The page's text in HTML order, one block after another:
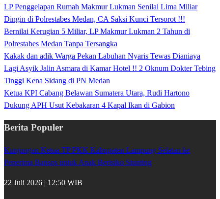
LP Penggelapan Rumah Makmur Lukman Senilai Lima Miliar
Dingin di Polrestabes Medan, CA Saksi Kunci Tersorot !!!
Bernilai Kerugian 5 Miliar, LP Makmur Lukman 2 Tahun di
Polrestabes Medan Tanpa Tersangka
Kakak dan adik Warga Pekan Labuhan Nyaris Tewas Dianiaya
Lagi Asyik Jalin Asmara di Kamar Hotel !! 2 Oknum Dokter Tebing
Tinggi Kena Sidang di PN Medan
Ketua KPI Cabang Belawan Sumatera Utara, Rudi Hartono
Dukung APH Usut Kebakaran 4 Kapal Ikan di Gabion
Berita Populer
Kunjungan Ketua TP PKK Kabupaten Lampung Selatan ke
Penerima Bansos untuk Anak Berisiko Stunting
22 Juli 2026 | 12:50 WIB